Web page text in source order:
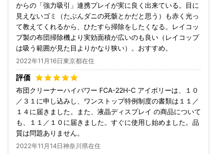
からの「強力吸引」連携プレイが実に良く出来ている。目に
見えないゴミ（たぶんダニの死骸とかだと思う）も赤く光っ
て教えてくれるから、ひたすら掃除をしたくなる。レイコッ
プ製の布団掃除機より実効面積が広いのも良い（レイコップ
は吸う範囲が見た目よりかなり狭い）。おすすめ。
2022年11月16日東京都在住
布団クリーナーハイパワー FCA-22H-C アイボリーは、１０
／３１に申し込みし、ワンストップ特例制度の書類は１１／
１４に届きました。また、液晶ディスプレイ の商品について
も、１１／１０に届きました。すぐに使用し始めました。品
質は問題ありません。
2022年11月14日神奈川県在住